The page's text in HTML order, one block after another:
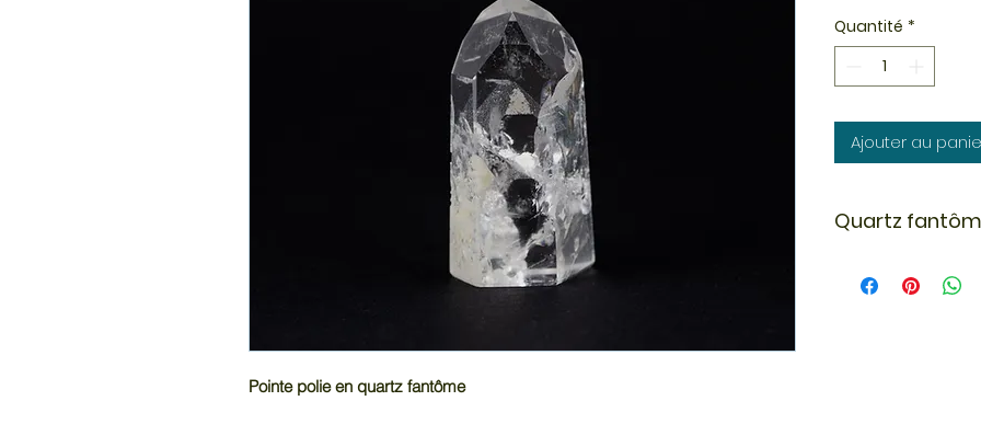
Pointe polie en quartz fantôme
Quantité *
Ajouter au
Quartz
ouvrent l’accès à